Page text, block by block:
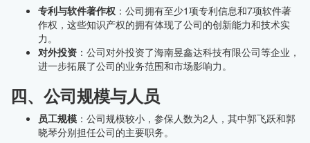
专利与软件著作权 ：公司拥有至少1项专利信息和7项软件著
作权，这些知识产权的拥有体现了公司的创新能力和技术实
力。
对外投资 ：公司对外投资了海南昱鑫达科技有限公司等企业，
进一步拓展了公司的业务范围和市场影响力。
四、公司规模与人员
员工规模 ：公司规模较小，参保人数为2人，其中郭飞跃和郭
晓琴分别担任公司的主要职务。